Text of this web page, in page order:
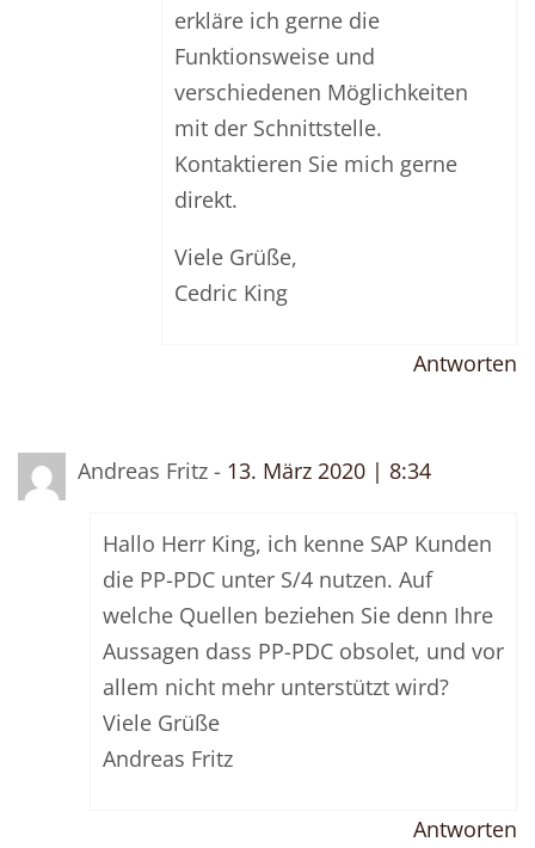
erkläre ich gerne die
Funktionsweise und
verschiedenen Möglichkeiten
mit der Schnittstelle.
Kontaktieren Sie mich gerne
direkt.
Viele Grüße,
Cedric King
Antworten
Andreas Fritz - 13. März 2020 | 8:34
Hallo Herr King, ich kenne SAP Kunden
die PP-PDC unter S/4 nutzen. Auf
welche Quellen beziehen Sie denn Ihre
Aussagen dass PP-PDC obsolet, und vor
allem nicht mehr unterstützt wird?
Viele Grüße
Andreas Fritz
Antworten